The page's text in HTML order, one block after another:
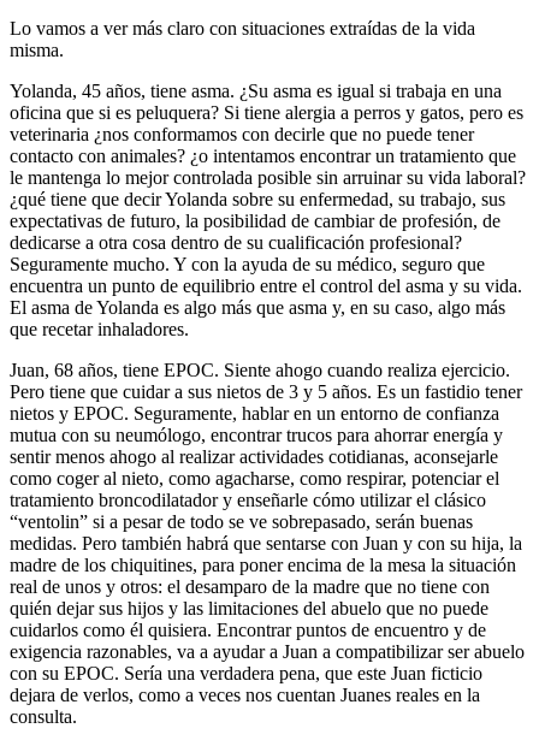
Lo vamos a ver más claro con situaciones extraídas de la vida
misma.
Yolanda, 45 años, tiene asma. ¿Su asma es igual si trabaja en una
oficina que si es peluquera? Si tiene alergia a perros y gatos, pero es
veterinaria ¿nos conformamos con decirle que no puede tener
contacto con animales? ¿o intentamos encontrar un tratamiento que
le mantenga lo mejor controlada posible sin arruinar su vida laboral?
¿qué tiene que decir Yolanda sobre su enfermedad, su trabajo, sus
expectativas de futuro, la posibilidad de cambiar de profesión, de
dedicarse a otra cosa dentro de su cualificación profesional?
Seguramente mucho. Y con la ayuda de su médico, seguro que
encuentra un punto de equilibrio entre el control del asma y su vida.
El asma de Yolanda es algo más que asma y, en su caso, algo más
que recetar inhaladores.
Juan, 68 años, tiene EPOC. Siente ahogo cuando realiza ejercicio.
Pero tiene que cuidar a sus nietos de 3 y 5 años. Es un fastidio tener
nietos y EPOC. Seguramente, hablar en un entorno de confianza
mutua con su neumólogo, encontrar trucos para ahorrar energía y
sentir menos ahogo al realizar actividades cotidianas, aconsejarle
como coger al nieto, como agacharse, como respirar, potenciar el
tratamiento broncodilatador y enseñarle cómo utilizar el clásico
“ventolin” si a pesar de todo se ve sobrepasado, serán buenas
medidas. Pero también habrá que sentarse con Juan y con su hija, la
madre de los chiquitines, para poner encima de la mesa la situación
real de unos y otros: el desamparo de la madre que no tiene con
quién dejar sus hijos y las limitaciones del abuelo que no puede
cuidarlos como él quisiera. Encontrar puntos de encuentro y de
exigencia razonables, va a ayudar a Juan a compatibilizar ser abuelo
con su EPOC. Sería una verdadera pena, que este Juan ficticio
dejara de verlos, como a veces nos cuentan Juanes reales en la
consulta.